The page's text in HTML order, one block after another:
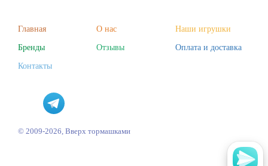
Фигурки
Наборы для творчества
Пазлы
Главная О нас
Наши игрушки
Бренды
Отзывы
Оплата и доставка
Контакты
© 2009-2026, Вверх тормашками